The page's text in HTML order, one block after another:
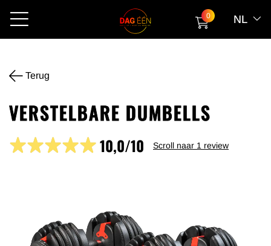
0 NL
Terug
VERSTELBARE DUMBELLS
10,0/10 Scroll naar 1 review